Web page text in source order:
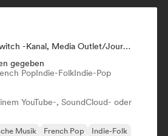
YouTube/Twitch -Kanal, Media Outlet/Journalist
gegeben
PopIndie-FolkIndie-Pop
YouTube-, SoundCloud- oder
Musik French Pop
Indie-Folk